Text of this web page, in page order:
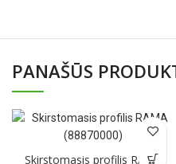
PANAŠŪS
Skirstomasis profilis RAMA